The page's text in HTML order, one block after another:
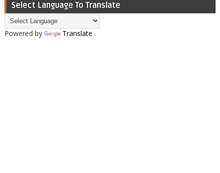
Select Language To Translate
Powered by Translate